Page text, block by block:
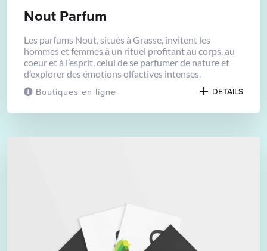
Boutiques en ligne
Nout Parfum
Les parfums Nout, situés à Grasse, invitent les
hommes et femmes à un rituel profitant au corps, au
coeur et à l’esprit, celui de se parfumer de nature et
d’explorer des émotions olfactives intenses.
DETAILS